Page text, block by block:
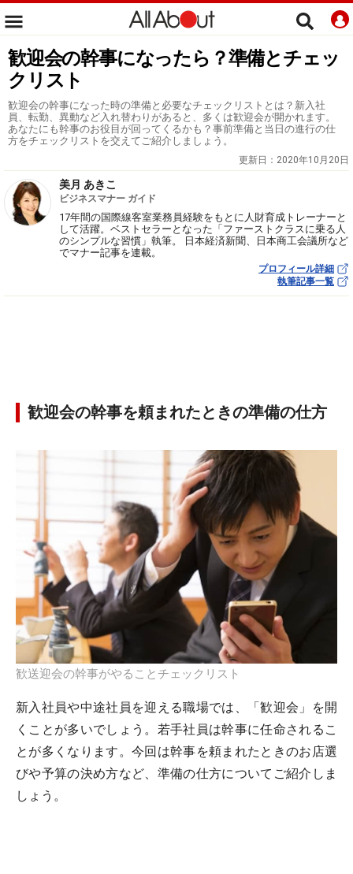
歓迎会の幹事になったら？準備とチェッ
クリスト
歓迎会の幹事になった時の準備と必要なチェックリストとは？新入社
員、転勤、異動など入れ替わりがあると、多くは歓迎会が開かれます。
あなたにも幹事のお役目が回ってくるかも？事前準備と当日の進行の仕
方をチェックリストを交えてご紹介しましょう。
更新日： 2020年10月20日
美月 あきこ
ビジネスマナー ガイド
17年間の国際線客室業務員経験をもとに人財育成トレーナーと
して活躍。ベストセラーとなった「ファーストクラスに乗る人
のシンプルな習慣」執筆。 日本経済新聞、日本商工会議所など
でマナー記事を連載。
プロフィール詳細
執筆記事一覧
歓迎会の幹事を頼まれたときの準備の仕方
歓送迎会の幹事がやることチェックリスト
新入社員や中途社員を迎える職場では、「歓迎会」を開
くことが多いでしょう。若手社員は幹事に任命されるこ
とが多くなります。今回は幹事を頼まれたときのお店選
びや予算の決め方など、準備の仕方についてご紹介しま
しょう。